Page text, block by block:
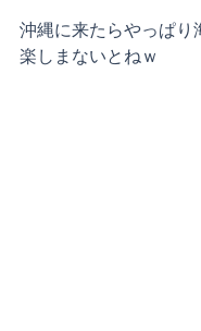
沖縄に来たらやっぱり
楽しまないとねｗ